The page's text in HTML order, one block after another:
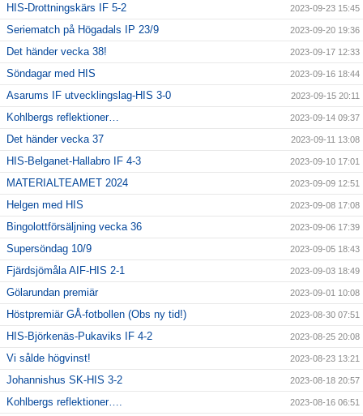
HIS-Drottningskärs IF 5-2 2023-09-23 15:45
Seriematch på Högadals IP 23/9 2023-09-20 19:36
Det händer vecka 38! 2023-09-17 12:33
Söndagar med HIS 2023-09-16 18:44
Asarums IF utvecklingslag-HIS 3-0 2023-09-15 20:11
Kohlbergs reflektioner… 2023-09-14 09:37
Det händer vecka 37 2023-09-11 13:08
HIS-Belganet-Hallabro IF 4-3 2023-09-10 17:01
MATERIALTEAMET 2024 2023-09-09 12:51
Helgen med HIS 2023-09-08 17:08
Bingolottförsäljning vecka 36 2023-09-06 17:39
Supersöndag 10/9 2023-09-05 18:43
Fjärdsjömåla AIF-HIS 2-1 2023-09-03 18:49
Gölarundan premiär 2023-09-01 10:08
Höstpremiär GÅ-fotbollen (Obs ny tid!) 2023-08-30 07:51
HIS-Björkenäs-Pukaviks IF 4-2 2023-08-25 20:08
Vi sålde högvinst! 2023-08-23 13:21
Johannishus SK-HIS 3-2 2023-08-18 20:57
Kohlbergs reflektioner…. 2023-08-16 06:51